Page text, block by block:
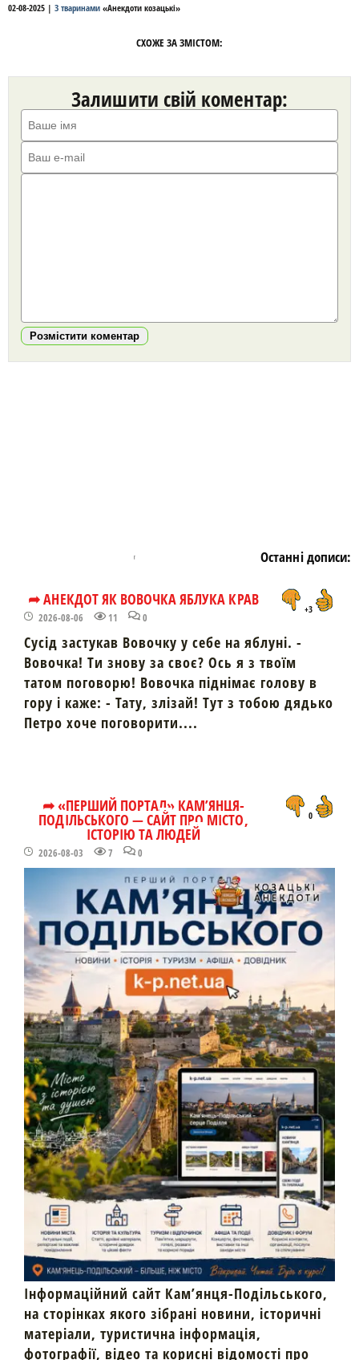
02-08-2025 | З тваринами «Анекдоти козацькі»
СХОЖЕ ЗА ЗМІСТОМ:
Залишити свій коментар:
Розмістити коментар
Останні дописи:
➦ АНЕКДОТ ЯК ВОВОЧКА ЯБЛУКА КРАВ
2026-08-06 11 0
+3
Сусід застукав Вовочку у себе на яблуні. -
Вовочка! Ти знову за своє? Ось я з твоїм
татом поговорю! Вовочка піднімає голову в
гору і каже: - Тату, злізай! Тут з тобою дядько
Петро хоче поговорити....
➦ «ПЕРШИЙ ПОРТАЛ» КАМ’ЯНЦЯ-
ПОДІЛЬСЬКОГО — САЙТ ПРО МІСТО,
ІСТОРІЮ ТА ЛЮДЕЙ
2026-08-03 7 0
0
Інформаційний сайт Кам’янця-Подільського,
на сторінках якого зібрані новини, історичні
матеріали, туристична інформація,
фотографії, відео та корисні відомості про